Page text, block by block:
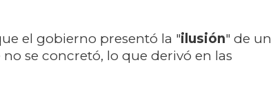
el gobierno presentó la "ilusión" de un
se concretó, lo que derivó en las